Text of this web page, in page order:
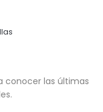
conocer las últimas